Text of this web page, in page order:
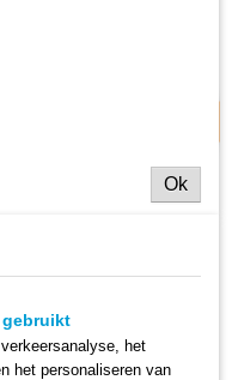
Ok
gebruikt
het
het personaliseren van